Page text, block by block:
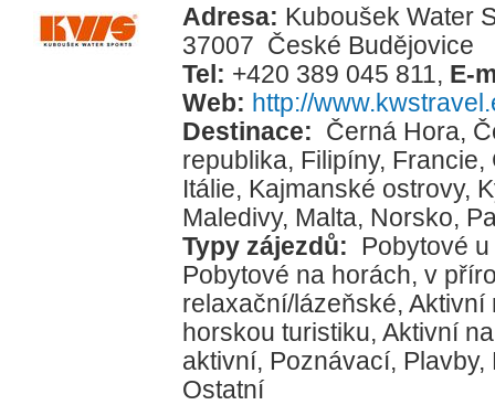
Adresa: Kuboušek Water
37007 České Budějovice
Tel: +420 389 045 811, E-
Web: http://
Destinace: Černá Hora,
republika, Filipíny, Francie,
Itálie, Kajmanské ostrovy,
Maledivy, Malta, Norsko,
Typy zájezdů:
Pobytové
Pobytové na horách, v
relaxační/lázeňské, Aktivní
horskou turistiku, Aktivní
aktivní, Poznávací, Plavby,
Ostatní